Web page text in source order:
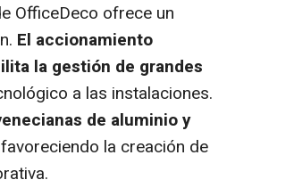
OfficeDeco ofrece un
El accionamiento
la gestión de grandes
a las instalaciones.
de aluminio y
la creación de